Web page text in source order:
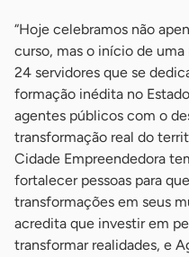
“Hoje celebramos não
curso, mas o início de uma
24 servidores que se
formação inédita no
agentes públicos com o
transformação real do
Cidade Empreendedora
fortalecer pessoas para
transformações em seus
acredita que investir em
transformar realidades, e